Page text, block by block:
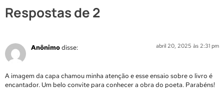
Respostas de 2
Anônimodisse: abril 20, 2025 às 2:31 pm
A imagem da capa chamou minha atenção e esse ensaio sobre o livro é
encantador. Um belo convite para conhecer a obra do poeta. Parabéns!